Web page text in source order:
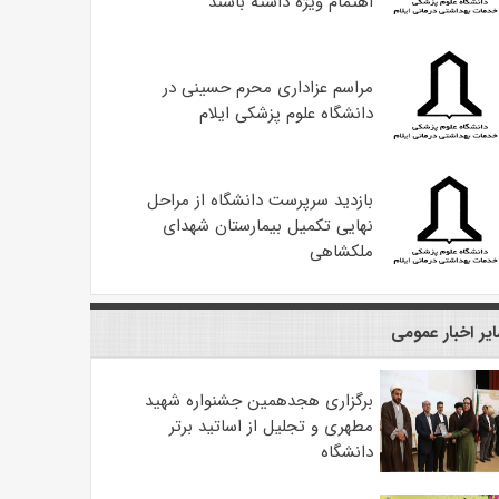
مراسم عزاداری محرم حسینی در
دانشگاه علوم پزشکی ایلام
بازدید سرپرست دانشگاه از مراحل
نهایی تکمیل بیمارستان شهدای
ملکشاهی
اخبار عمومی
برگزاری هجدهمین جشنواره شهید
مطهری و تجلیل از اساتید برتر
دانشگاه